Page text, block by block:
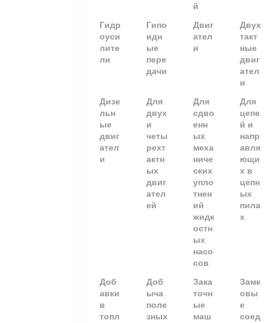
й
Гидр
оуси
лите
ли
Гипо
идн
ые
пере
дачи
Двиг
ател
и
Двух
такт
ные
двиг
ател
и
Дизе
льн
ые
двиг
ател
и
Для
двух
и
четы
рехт
актн
ых
двиг
ател
ей
Для
сдво
енн
ых
меха
ниче
ских
упло
тнен
ий
жидк
остн
ых
насо
сов
Для
цепе
й и
напр
авля
ющи
х в
цепн
ых
пила
х
Доб
авки
в
топл
Доб
ыча
поле
зных
Зака
точн
ые
маш
Замк
овы
е
соед